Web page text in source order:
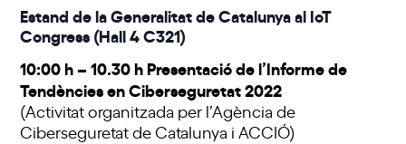
Estand de la Generalitat de Catalunya al IoT
Congress (Hall 4 C321)
10:00 h – 10.30 h Presentació de l’Informe de
Tendències en Ciberseguretat 2022
(Activitat organitzada per l’Agència de
Ciberseguretat de Catalunya i ACCIÓ)